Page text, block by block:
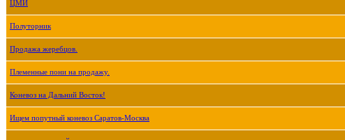
ЦМИ
Полуторник
Продажа жеребцов.
Племенные пони на продажу.
Коневоз на Дальний Восток!
Ищем попутный коневоз Саратов-Москва